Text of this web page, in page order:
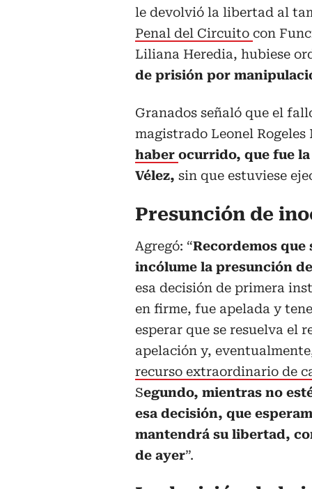
le devolvió la libertad al
Penal del Circuito con
Liliana Heredia, hubiese
de prisión por
Granados señaló que el
magistrado Leonel Rogeles
haber ocurrido, que fue
Vélez, sin que estuviese
Presunción de
Agregó: “Recordemos que
incólume la presunción
esa decisión de primera
en firme, fue apelada y
esperar que se resuelva el
apelación y,
recurso extraordinario de
Segundo, mientras no
esa decisión, que
mantendrá su libertad,
de ayer”.